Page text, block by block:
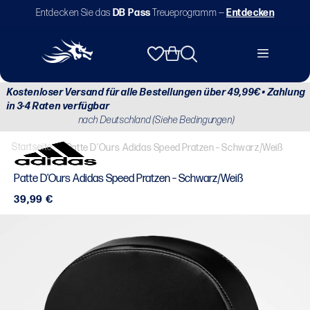
zumEntdecken Sie das DB PassTreueprogramm — Entdecken
Warenkorb
Kostenloser Versand für alle Bestellungen über 49,99€ • Zahlung
in 3-4 Raten verfügbar
nach Deutschland (Siehe Bedingungen)
Startseite / Patte D'Ours Adidas Speed Pratzen – Schwarz/Weiß
Patte D'Ours Adidas Speed Pratzen – Schwarz/Weiß
Normaler
39,99 €